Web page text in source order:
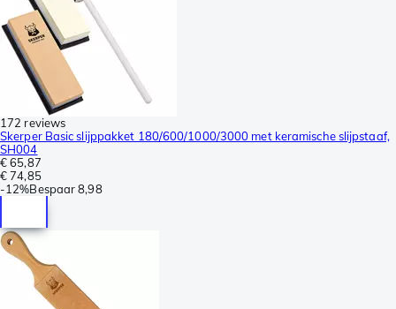
172 reviews
Skerper Basic slijppakket 180/600/1000/3000 met keramische slijpstaaf,
SH004
€ 65,87
€ 74,85
-12%Bespaar 8,98